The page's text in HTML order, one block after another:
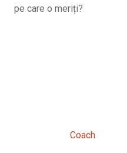
pe care o meriți?
Coach